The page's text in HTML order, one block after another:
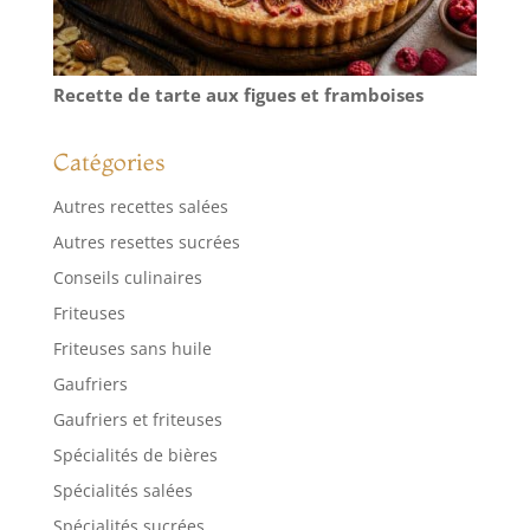
biscuits ou de
décorations de
gâteaux, il garantit
des résultats de
tamisage fins et
Recette de tarte aux figues et framboises
Catégories
Autres recettes salées
Autres resettes sucrées
Conseils culinaires
Friteuses
Friteuses sans huile
Gaufriers
Gaufriers et friteuses
Spécialités de bières
Spécialités salées